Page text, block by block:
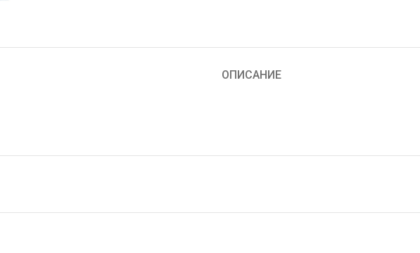
ОПИСАНИЕ